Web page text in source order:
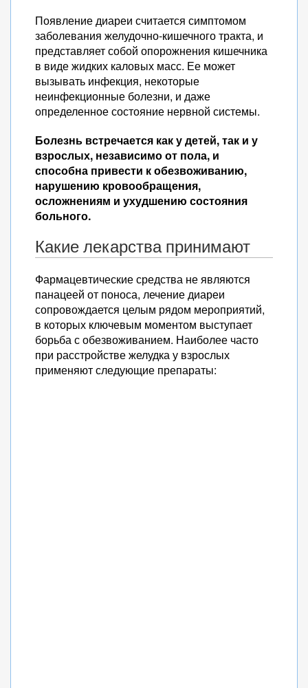
Появление диареи считается симптомом
заболевания желудочно-кишечного тракта, и
представляет собой опорожнения кишечника
в виде жидких каловых масс. Ее может
вызывать инфекция, некоторые
неинфекционные болезни, и даже
определенное состояние нервной системы.
Болезнь встречается как у детей, так и у
взрослых, независимо от пола, и
способна привести к обезвоживанию,
нарушению кровообращения,
осложнениям и ухудшению состояния
больного.
Какие лекарства принимают
Фармацевтические средства не являются
панацеей от поноса, лечение диареи
сопровождается целым рядом мероприятий,
в которых ключевым моментом выступает
борьба с обезвоживанием. Наиболее часто
при расстройстве желудка у взрослых
применяют следующие препараты: